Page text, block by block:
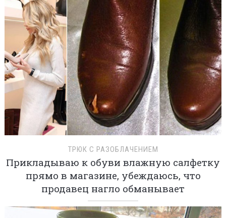
ТРЮК С РАЗОБЛАЧЕНИЕМ
Прикладываю к обуви влажную салфетку
прямо в магазине, убеждаюсь, что
продавец нагло обманывает